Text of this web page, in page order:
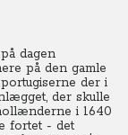
dagen
på den gamle
der i
der skulle
i 1640
fortet - det